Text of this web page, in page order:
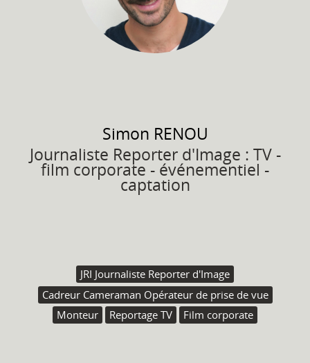
Simon RENOU
Journaliste Reporter d'Image : TV -
film corporate - événementiel -
captation
JRI Journaliste Reporter d'Image
Cadreur Cameraman Opérateur de prise de vue
Monteur
Reportage TV Film corporate